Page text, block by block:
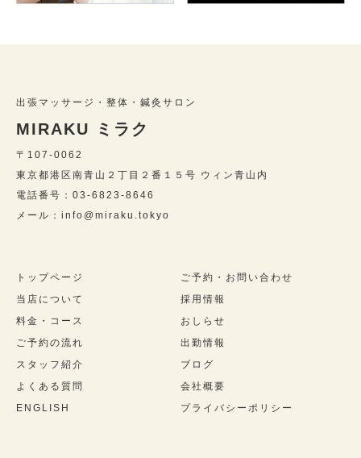
出張マッサージ・整体・鍼灸サロン
MIRAKU ミラク
〒107-0062
東京都港区南青山２丁目２番１５号 ウィン青山内
電話番号：03-6823-8646
メール：info@miraku.tokyo
トップページ
当店について
料金・コース
ご予約の流れ
スタッフ紹介
よくある質問
ENGLISH
ご予約・お問い合わせ
採用情報
おしらせ
出勤情報
ブログ
会社概要
プライバシーポリシー